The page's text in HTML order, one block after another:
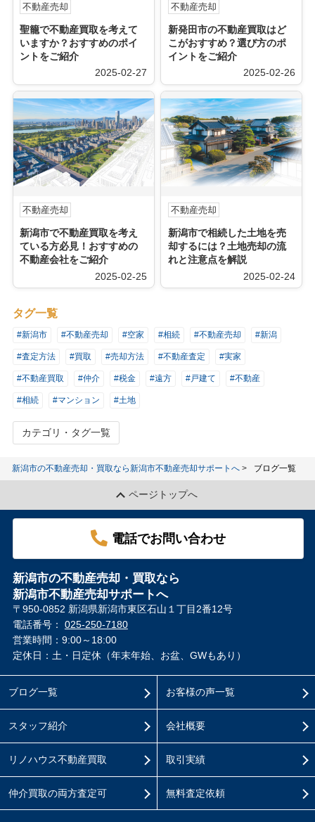
不動産売却
聖籠で不動産買取を考えて
いますか？おすすめのポイ
ントをご紹介
2025-02-27
不動産売却
新発田市の不動産買取はど
こがおすすめ？選び方のポ
イントをご紹介
2025-02-26
不動産売却
新潟市で不動産買取を考え
ている方必見！おすすめの
不動産会社をご紹介
2025-02-25
不動産売却
新潟市で相続した土地を売
却するには？土地売却の流
れと注意点を解説
2025-02-24
タグ一覧
#新潟市 #不動産売却 #空家 #相続 #不動産売却 #新潟
#査定方法 #買取 #売却方法 #不動産査定 #実家
#不動産買取 #仲介 #税金 #遠方 #戸建て #不動産
#相続 #マンション #土地
カテゴリ・タグ一覧
新潟市の不動産売却・買取なら新潟市不動産売却サポートへ ブログ一覧
ページトップへ
電話でお問い合わせ
新潟市の不動産売却・買取なら
新潟市不動産売却サポートへ
〒950-0852 新潟県新潟市東区石山１丁目2番12号
電話番号： 025-250-7180
営業時間：9:00～18:00
定休日：土・日定休（年末年始、お盆、GWもあり）
ブログ一覧
スタッフ紹介
リノハウス不動産買取
仲介買取の両方査定可
お客様の声一覧
会社概要
取引実績
無料査定依頼